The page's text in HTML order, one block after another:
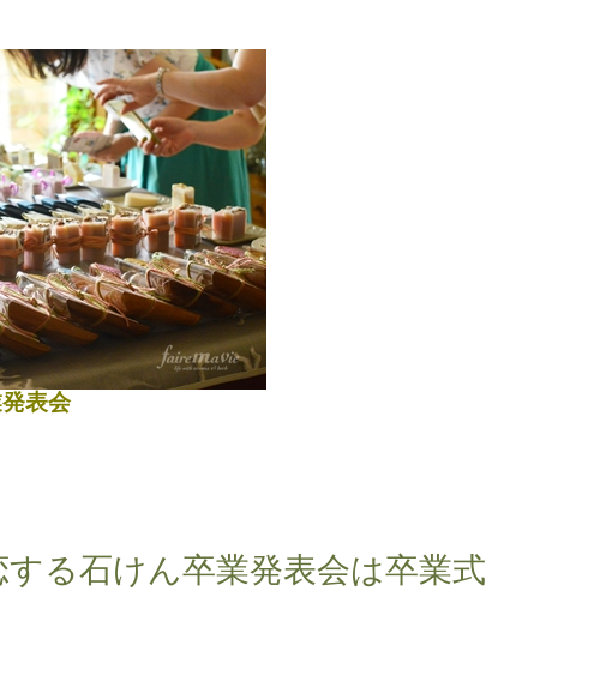
表会
する石けん卒業発表会は卒業式